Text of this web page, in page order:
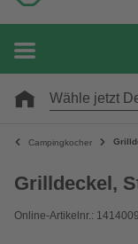
Wähle jetzt
Campingkocher
Grilldeckel,
Online-Artikelnr.: 1414009